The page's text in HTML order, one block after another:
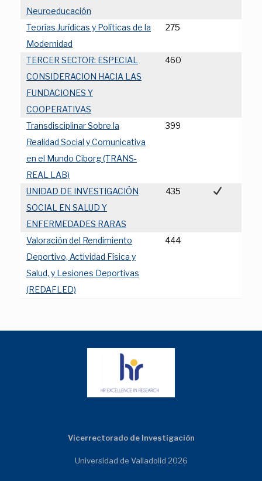
Neuroeducación
Teorías Jurídicas y Políticas de la
Modernidad
275
TERCER SECTOR: ESPECIAL
CONSIDERACION HACIA LAS
FUNDACIONES Y
COOPERATIVAS
460
Transdisciplinar Sobre la
Realidad Social y Comunicativa
en el Mundo Ciborg (TRANS-
REAL LAB)
399
UNIDAD DE INVESTIGACIÓN
SOCIAL EN SALUD Y
ENFERMEDADES RARAS
435
Valoración del Rendimiento
Deportivo, Actividad Física y
Salud, y Lesiones Deportivas
(REDAFLED)
444
Vicerrectorado de Investigación
Universidad de Valladolid 2026